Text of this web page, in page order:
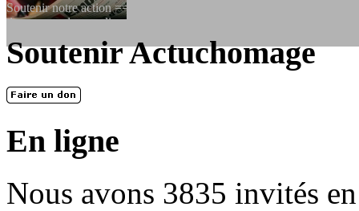
Soutenir notre action ==> Si vous souhaitez adhérer à
dessous, en le remplissant et en...
En 2004, une dizaine de personnes contribuèrent au lancement de
Soutenir Actuchomage
En ligne
Nous avons 3835 invités